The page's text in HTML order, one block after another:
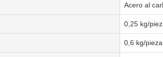
Acero al
0,25 kg/
0,6 kg/pieza